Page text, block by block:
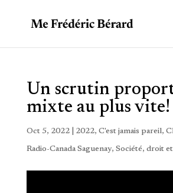
Un scrutin
mixte au plus vite!
Oct 5, 2022| 2022, C'est jamais pareil,
Radio-Canada Saguenay, Société, droit